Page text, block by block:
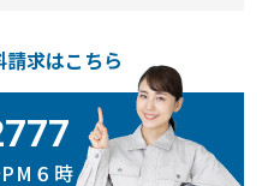
求はこちら
６時